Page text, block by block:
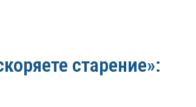
старение»: